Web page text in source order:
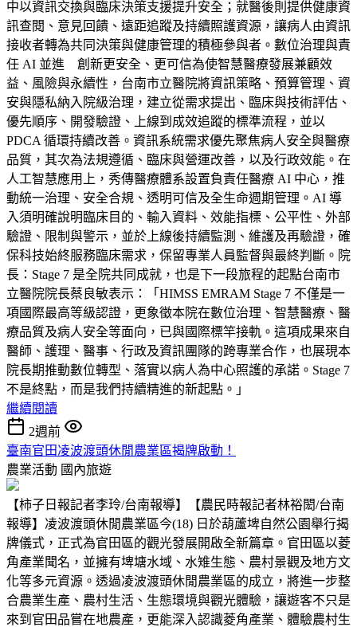
中以資訊交換與臨床決策支援提升安全；就醫後則提供健康資
訊查閱、意見回饋、遠距追蹤及持續照護資源，讓病人由資訊
接收者轉為共同決策與健康管理的積極參與者。數位治理與責
任 AI 並進 創新更安全、更可信為使智慧醫療發展兼顧效
益、風險與永續性，台南市立醫院將資訊策略、預算管理、資
安與隱私納入院級治理，建立從需求提出、臨床與技術評估、
優先順序、開發驗證、上線到成效追蹤的標準流程，並以
PDCA 循環持續改善。資訊系統需求優先聚焦病人安全與醫療
品質，其次為法規遵循、臨床與營運改善，以及行政效能。在
人工智慧應用上，秀傳醫療體系設置負責任醫療 AI 中心，推
動統一治理、安全合規、透明可信及全生命週期管理。AI 導
入須明確說明臨床目的、輸入資料、效能指標、公平性、外部
驗證、限制與警示，並於上線後持續監測、維護及再驗證，確
保科技始終服務臨床需求，保留專業人員監督與最終判斷。院
長：Stage 7 是全院共同成就，也是下一段旅程的起點台南市
立醫院院長蔡良敏表示：「HIMSS EMRAM Stage 7 不僅是一
項國際最高等級認證，更象徵本院在數位治理、智慧醫療、醫
療品質及病人安全等面向，已與國際標竿接軌。這項成果來自
醫師、護理、醫事、行政及資訊團隊的跨專業合作，也展現本
院長期推動數位轉型、落實以病人為中心照護的承諾。Stage 7
不是終點，而是我們持續精進的新起點。」
繼續閱讀
2週前
臺南官田凌波渡頭休閒農業區揭牌啟動！
農業活動 國內旅遊
【柿子日報記者李玲/台南報導】【農民時報記者林裕閎/台南
報導】凌波渡頭休閒農業區今(18) 日於葫蘆埤自然公園舉行揭
牌儀式，正式為官田區的觀光發展開啟全新篇章。官田區以菱
角產業聞名，並擁有埤塘水域、水雉生態、農村景觀及地方文
化等多元資源。透過凌波渡頭休閒農業區的成立，將進一步整
合農業生產、農村生活、生態環境與觀光體驗，讓遊客不只是
來到官田品嘗在地農產，更能深入認識菱角產業、體驗農村生